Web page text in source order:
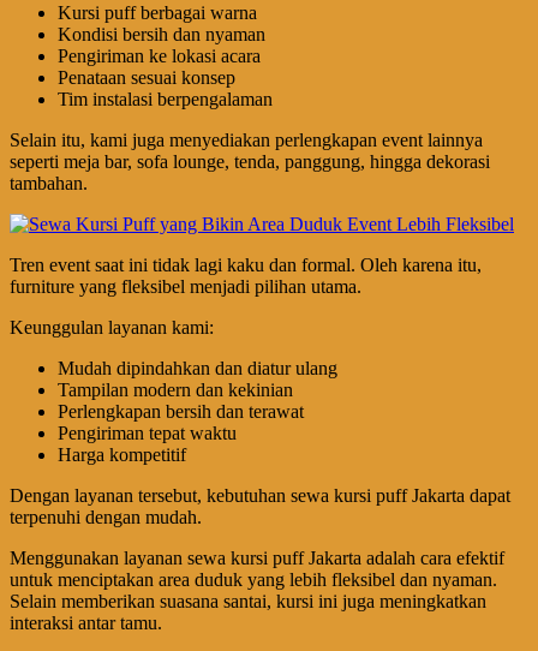
Kursi puff berbagai warna
Kondisi bersih dan nyaman
Pengiriman ke lokasi acara
Penataan sesuai konsep
Tim instalasi berpengalaman
Selain itu, kami juga menyediakan perlengkapan event lainnya
seperti meja bar, sofa lounge, tenda, panggung, hingga dekorasi
tambahan.
Tren event saat ini tidak lagi kaku dan formal. Oleh karena itu,
furniture yang fleksibel menjadi pilihan utama.
Keunggulan layanan kami:
Mudah dipindahkan dan diatur ulang
Tampilan modern dan kekinian
Perlengkapan bersih dan terawat
Pengiriman tepat waktu
Harga kompetitif
Dengan layanan tersebut, kebutuhan sewa kursi puff Jakarta dapat
terpenuhi dengan mudah.
Menggunakan layanan sewa kursi puff Jakarta adalah cara efektif
untuk menciptakan area duduk yang lebih fleksibel dan nyaman.
Selain memberikan suasana santai, kursi ini juga meningkatkan
interaksi antar tamu.